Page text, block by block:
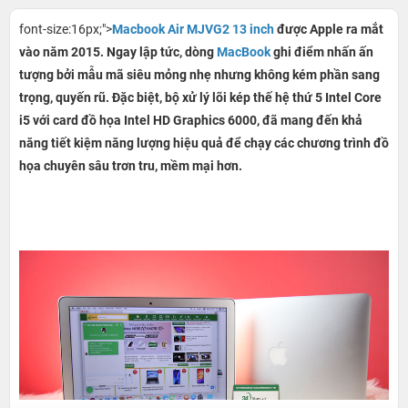
font-size:16px;">Macbook Air MJVG2 13 inchđược Apple ra mắt
vào năm 2015. Ngay lập tức, dòngMacBookghi điểm nhấn ấn
tượng bởi mẫu mã siêu mỏng nhẹ nhưng không kém phần sang
trọng, quyến rũ. Đặc biệt, bộ xử lý lõi kép thế hệ thứ 5 Intel Core
i5 với card đồ họa Intel HD Graphics 6000, đã mang đến khả
năng tiết kiệm năng lượng hiệu quả để chạy các chương trình đồ
họa chuyên sâu trơn tru, mềm mại hơn.